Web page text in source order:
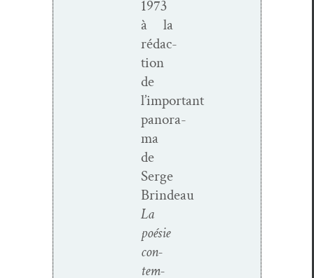
1973
à la
rédac­
tion
de
l’important
panora­
ma
de
Serge
Brindeau
La
poésie
con­
tem­